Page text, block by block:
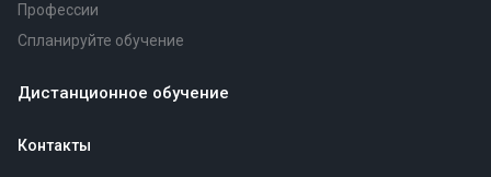
Профессии
Спланируйте обучение
Дистанционное обучение
Контакты